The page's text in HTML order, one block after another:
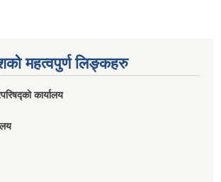
महत्वपुर्ण लिङ्कहरु
कार्यालय